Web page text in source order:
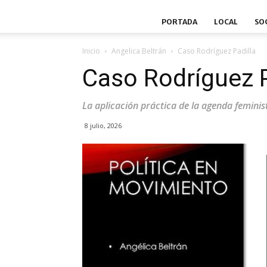
PORTADA LOCAL
Inicio Angelica Beltrán Caso Rodríguez Padilla
Caso Rodríguez
La aplicación práctica de la agenda
8 julio, 2026